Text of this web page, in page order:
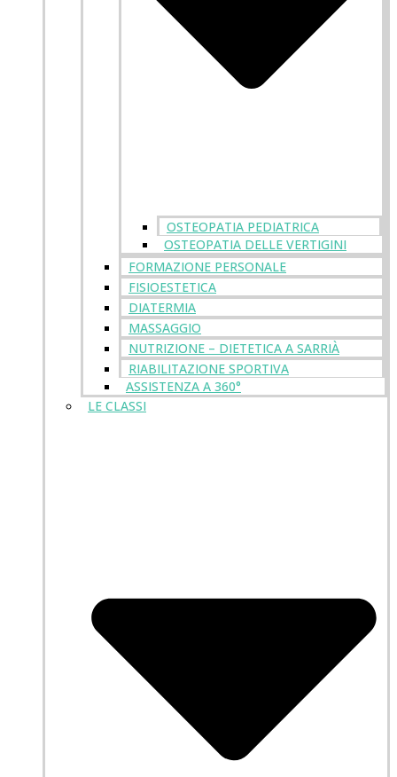
OSTEOPATIA PEDIATRICA
OSTEOPATIA DELLE VERTIGINI
FORMAZIONE PERSONALE
FISIOESTETICA
DIATERMIA
MASSAGGIO
NUTRIZIONE – DIETETICA A SARRIÀ
RIABILITAZIONE SPORTIVA
ASSISTENZA A 360°
LE CLASSI